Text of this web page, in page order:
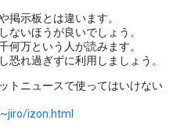
示板とは違います。
ないほうが良いでしょう。
何万という人が読みます。
恐れ過ぎずに利用しましょう。
トニュースで使ってはいけない
izon.html